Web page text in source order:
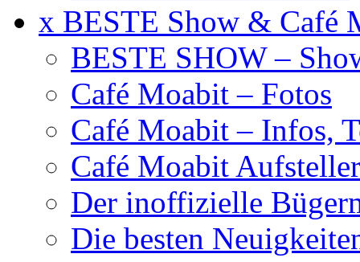
x BESTE Show & Café
BESTE SHOW –
Café Moabit – Fotos
Café Moabit – Infos,
Café Moabit Aufsteller
Der inoffizielle
Die besten